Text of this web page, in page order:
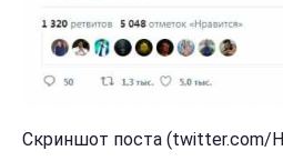
Скриншот поста (twitter.com/